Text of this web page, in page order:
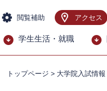
閲覧補助 アクセス
学生生活・就職
トップページ > 大学院入試情報